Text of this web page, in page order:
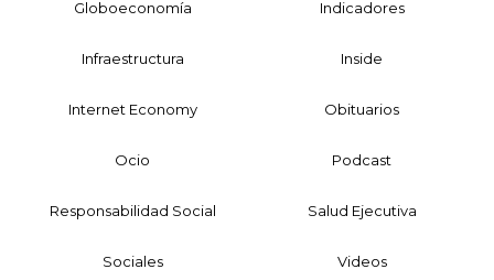
Globoeconomía Indicadores
Infraestructura Inside
Internet Economy Obituarios
Ocio Podcast
Responsabilidad Social Salud Ejecutiva
Sociales Videos